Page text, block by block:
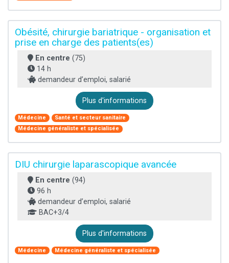
Obésité, chirurgie bariatrique - organisation et
prise en charge des patients(es)
En centre (75)
14 h
demandeur d’emploi, salarié
Plus d'informations
Médecine
Santé et secteur sanitaire
Médecine généraliste et spécialisée
DIU chirurgie laparascopique avancée
En centre (94)
96 h
demandeur d’emploi, salarié
BAC+3/4
Plus d'informations
Médecine Médecine généraliste et spécialisée